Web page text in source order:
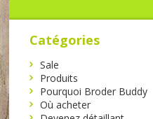
Catégories
Sale
Produits
Pourquoi Broder Buddy
Où acheter